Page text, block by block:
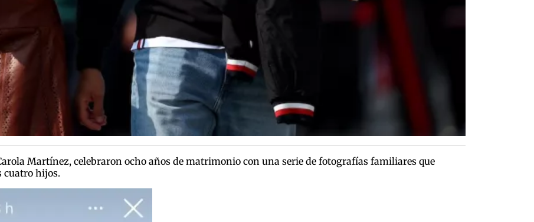
Martínez, celebraron ocho años de matrimonio con una serie de fotografías familiares que
cuatro hijos.